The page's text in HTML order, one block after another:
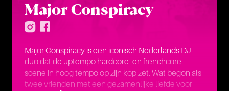
Major Conspiracy
Major Conspiracy is een iconisch Nederlands DJ-
duo dat de uptempo hardcore- en frenchcore-
scene in hoog tempo op zijn kop zet. Wat begon als
twee vrienden met een gezamenlijke liefde voor